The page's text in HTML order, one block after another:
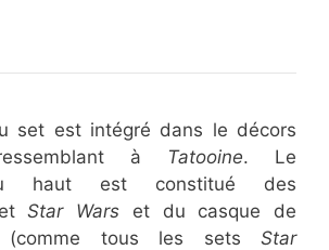
set est intégré dans le décors
à Tatooine. Le
haut est constitué des
Star Wars et du casque de
tous les sets Star